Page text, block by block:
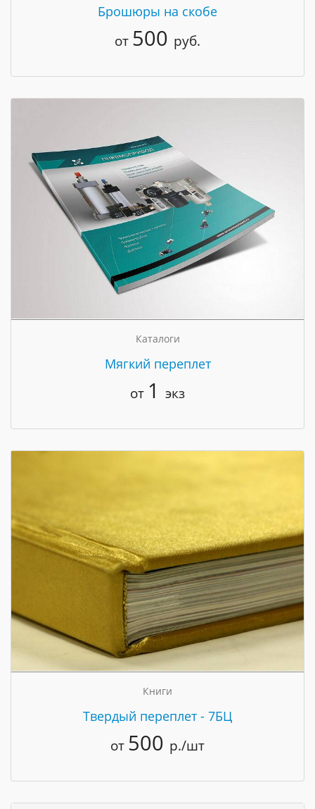
Брошюры на скобе
от 500 руб.
Каталоги
Мягкий переплет
от 1 экз
Книги
Твердый переплет - 7БЦ
от 500 р./шт